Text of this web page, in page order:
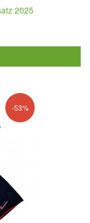
2025
-53%